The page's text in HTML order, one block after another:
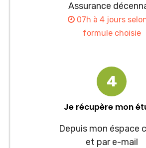
Assurance
07h à 4 jours
formule choisie
4
Je récupère mon
Depuis mon éspace
et par e-mail